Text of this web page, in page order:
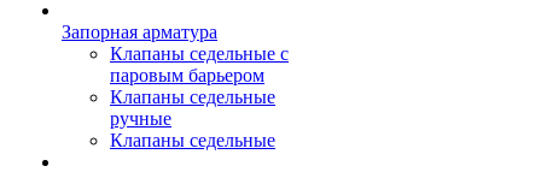
Запорная арматура
Клапаны седельные с
паровым барьером
Клапаны седельные
ручные
Клапаны седельные